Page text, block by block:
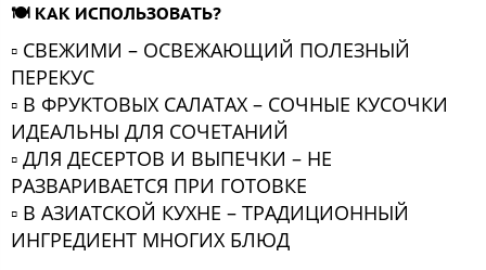
🍽 КАК ИСПОЛЬЗОВАТЬ?
▫️ СВЕЖИМИ – ОСВЕЖАЮЩИЙ ПОЛЕЗНЫЙ
ПЕРЕКУС
▫️ В ФРУКТОВЫХ САЛАТАХ – СОЧНЫЕ КУСОЧКИ
ИДЕАЛЬНЫ ДЛЯ СОЧЕТАНИЙ
▫️ ДЛЯ ДЕСЕРТОВ И ВЫПЕЧКИ – НЕ
РАЗВАРИВАЕТСЯ ПРИ ГОТОВКЕ
▫️ В АЗИАТСКОЙ КУХНЕ – ТРАДИЦИОННЫЙ
ИНГРЕДИЕНТ МНОГИХ БЛЮД